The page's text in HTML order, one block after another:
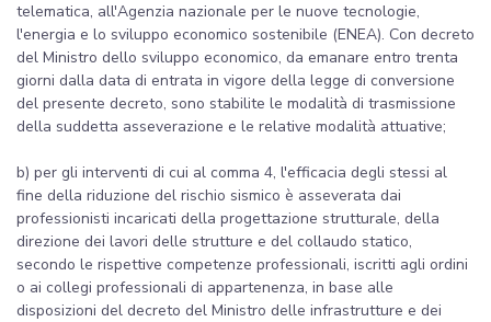
telematica, all'Agenzia nazionale per le nuove tecnologie,
l'energia e lo sviluppo economico sostenibile (ENEA). Con decreto
del Ministro dello sviluppo economico, da emanare entro trenta
giorni dalla data di entrata in vigore della legge di conversione
del presente decreto, sono stabilite le modalità di trasmissione
della suddetta asseverazione e le relative modalità attuative;
b) per gli interventi di cui al comma 4, l'efficacia degli stessi al
fine della riduzione del rischio sismico è asseverata dai
professionisti incaricati della progettazione strutturale, della
direzione dei lavori delle strutture e del collaudo statico,
secondo le rispettive competenze professionali, iscritti agli ordini
o ai collegi professionali di appartenenza, in base alle
disposizioni del decreto del Ministro delle infrastrutture e dei